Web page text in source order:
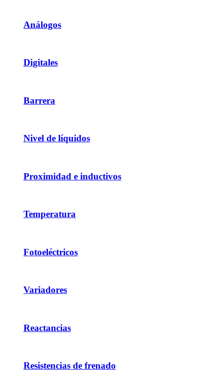
Análogos
Digitales
Barrera
Nivel de líquidos
Proximidad e inductivos
Temperatura
Fotoeléctricos
Variadores
Reactancias
Resistencias de frenado